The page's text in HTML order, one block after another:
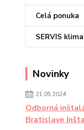
Celá ponuka
SERVIS
Novinky
21.05.2024
Odborná
Bratislave